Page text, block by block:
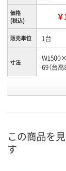
価格
(税込)
販売単位 1台
寸法
69（台
号
お届け日
この商品を
す